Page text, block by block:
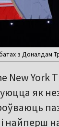
з Доналдам
New York
як
і найперш